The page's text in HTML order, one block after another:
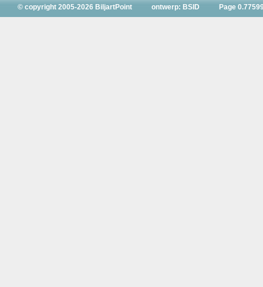
© copyright 2005-2026 BiljartPoint ontwerp: BSID Page